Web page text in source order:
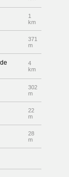
1
km
371
m
4
km
302
m
22
m
28
m